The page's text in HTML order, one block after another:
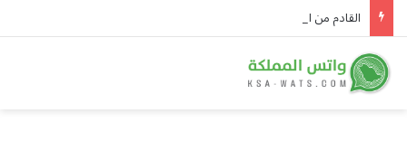
القادم من النادي الأهلي.. الخلود يعزّز صفوفه باللاعب ياسين الزبيدي